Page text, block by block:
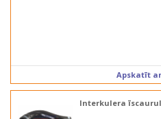
Apskatīt
Interkulera